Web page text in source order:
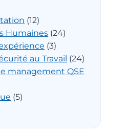
(12)
Humaines (24)
(3)
au Travail (24)
management QSE
(5)